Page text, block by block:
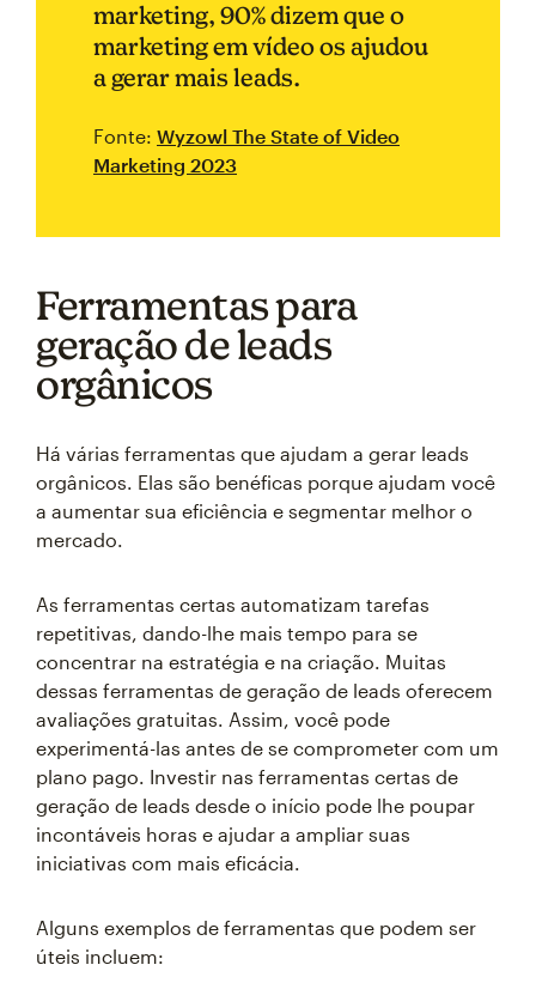
marketing, 90% dizem que o
marketing em vídeo os ajudou
a gerar mais leads.
Fonte: Wyzowl The State of Video
Marketing 2023
Ferramentas para
geração de leads
orgânicos
Há várias ferramentas que ajudam a gerar leads
orgânicos. Elas são benéficas porque ajudam você
a aumentar sua eficiência e segmentar melhor o
mercado.
As ferramentas certas automatizam tarefas
repetitivas, dando-lhe mais tempo para se
concentrar na estratégia e na criação. Muitas
dessas ferramentas de geração de leads oferecem
avaliações gratuitas. Assim, você pode
experimentá-las antes de se comprometer com um
plano pago. Investir nas ferramentas certas de
geração de leads desde o início pode lhe poupar
incontáveis horas e ajudar a ampliar suas
iniciativas com mais eficácia.
Alguns exemplos de ferramentas que podem ser
úteis incluem: